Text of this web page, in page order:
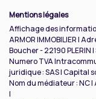
Mentions légales
Affichage des
ARMOR IMMOBILIER |
Boucher - 22190 PLERIN
Numero TVA
juridique : SAS | Capital
Nom du médiateur : NC |
|